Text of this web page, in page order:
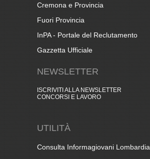
Cremona e Provincia
Fuori Provincia
InPA - Portale del Reclutamento
Gazzetta Ufficiale
NEWSLETTER
ISCRIVITI ALLA NEWSLETTER
CONCORSI E LAVORO
UTILITÀ
Consulta Informagiovani Lombardia